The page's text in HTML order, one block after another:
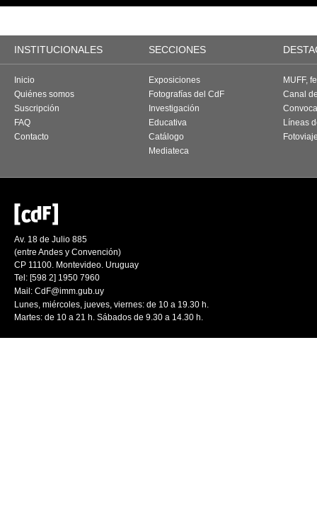
INSTITUCIONALES SECCIONES
Inicio
Quiénes somos
Suscripción
FAQ
Contacto
Exposiciones
Fotografías del CdF
Investigación
Educativa
Catálogo
Mediateca
MUFF,
Canal
Líneas
Av. 18 de Julio 885
(entre Andes y Convención)
CP 11100. Montevideo. Uruguay
Tel: [598 2] 1950 7960
Mail: CdF@imm.gub.uy
Lunes, miércoles, jueves, viernes: de 10 a 19.30 h.
Martes: de 10 a 21 h. Sábados de 9.30 a 14.30 h.